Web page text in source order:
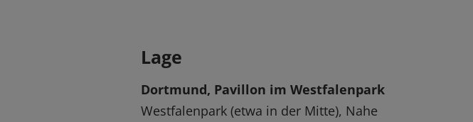
Lage
Dortmund, Pavillon im Westfalenpark
Westfalenpark (etwa in der Mitte), Nahe